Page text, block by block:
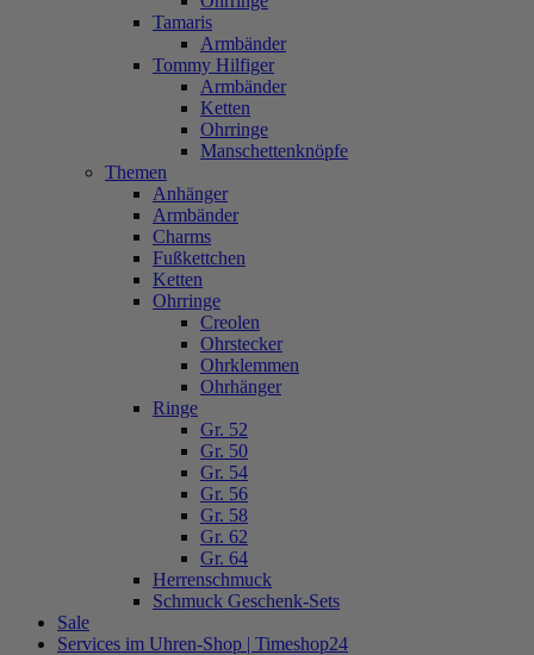
Tamaris
Armbänder
Tommy Hilfiger
Armbänder
Ketten
Ohrringe
Manschettenknöpfe
Themen
Anhänger
Armbänder
Charms
Fußkettchen
Ketten
Ohrringe
Creolen
Ohrstecker
Ohrklemmen
Ohrhänger
Ringe
Gr. 52
Gr. 50
Gr. 54
Gr. 56
Gr. 58
Gr. 62
Gr. 64
Herrenschmuck
Schmuck Geschenk-Sets
Sale
Services im Uhren-Shop | Timeshop24